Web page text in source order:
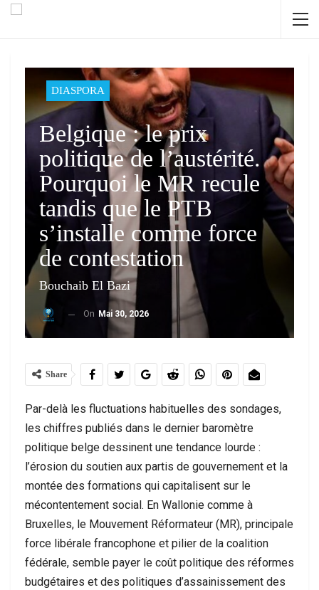
DIASPORA
Belgique : le prix
politique de l’austérité.
Pourquoi le MR recule
tandis que le PTB
s’installe comme force
de contestation
Bouchaib El Bazi
On Mai 30, 2026
Share
Par-delà les fluctuations habituelles des sondages,
les chiffres publiés dans le dernier baromètre
politique belge dessinent une tendance lourde :
l’érosion du soutien aux partis de gouvernement et la
montée des formations qui capitalisent sur le
mécontentement social. En Wallonie comme à
Bruxelles, le Mouvement Réformateur (MR), principale
force libérale francophone et pilier de la coalition
fédérale, semble payer le coût politique des réformes
budgétaires et des politiques d’assainissement des